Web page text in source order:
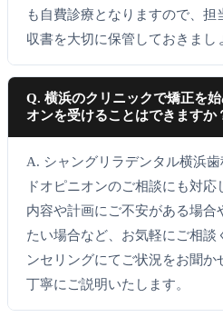
も自費診療となりますので、
収書を大切に保管しておきまし
Q. 横浜のクリニックで矯正を
オンを受けることはできますか
A. シャングリラデンタル横浜
ドオピニオンのご相談にも対
内容や計画にご不安がある場合
たい場合など、お気軽にご相談
ンセリングにてご状況をお聞
丁寧にご説明いたします。